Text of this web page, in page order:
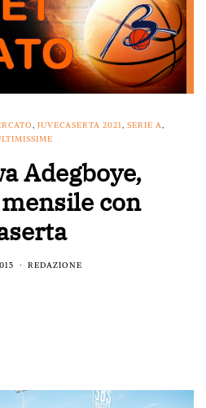
, JUVECASERTA 2021, SERIE A,
Adegboye,
con
REDAZIONE